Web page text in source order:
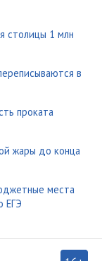
столицы 1 млн
в
проката
жары до конца
места
ЕГЭ